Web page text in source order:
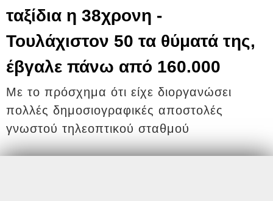
ταξίδια η 38χρονη -
Τουλάχιστον 50 τα θύματά της,
έβγαλε πάνω από 160.000
Με το πρόσχημα ότι είχε διοργανώσει
πολλές δημοσιογραφικές αποστολές
γνωστού τηλεοπτικού σταθμού